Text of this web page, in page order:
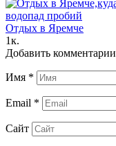
Отдых в Яремче
1к.
Добавить комментарии
Имя *
Email *
Сайт